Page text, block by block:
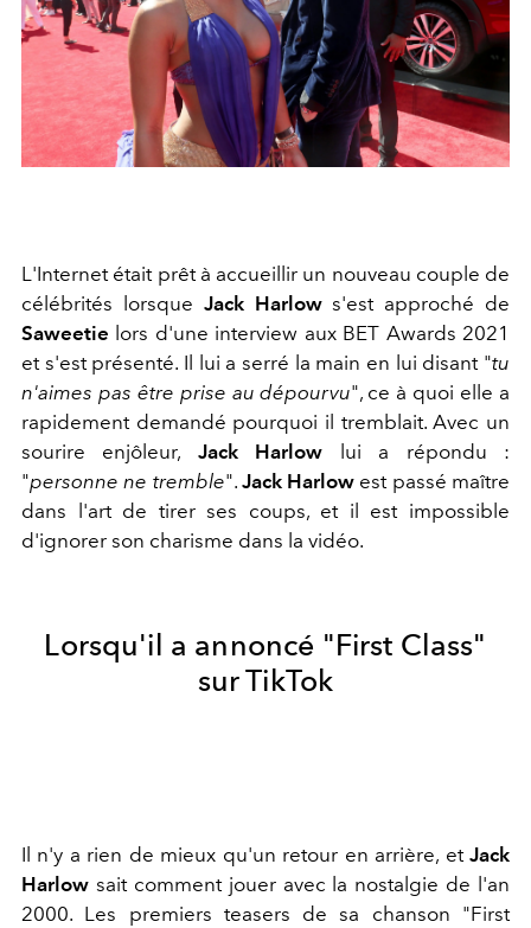
L'Internet était prêt à accueillir un nouveau couple de
célébrités lorsque Jack Harlows'est approché de
Saweetie lors d'une interview aux BET Awards 2021
et s'est présenté. Il lui a serré la main en lui disant "tu
n'aimes pas être prise au dépourvu", ce à quoi elle a
rapidement demandé pourquoi il tremblait. Avec un
sourire enjôleur, Jack Harlow lui a répondu :
"personne ne tremble". Jack Harlow est passé maître
dans l'art de tirer ses coups, et il est impossible
d'ignorer son charisme dans la vidéo.
Lorsqu'il a annoncé "First Class"
sur TikTok
Il n'y a rien de mieux qu'un retour en arrière, et Jack
Harlow sait comment jouer avec la nostalgie de l'an
2000. Les premiers teasers de sa chanson "First